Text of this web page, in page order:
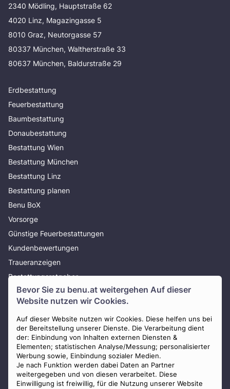
Bevor Sie zu benu.at weitergehen Auf dieser
Website nutzen wir Cookies.
Auf dieser Website nutzen wir Cookies. Diese helfen uns bei
der Bereitstellung unserer Dienste. Die Verarbeitung dient
der: Einbindung von Inhalten externen Diensten &
Elementen; statistischen Analyse/Messung; personalisierter
Werbung sowie, Einbindung sozialer Medien.
Je nach Funktion werden dabei Daten an Partner
weitergegeben und von diesen verarbeitet. Diese
Einwilligung ist freiwillig, für die Nutzung unserer Website
2340 Mödling, Hauptstraße 62
4020 Linz, Magazingasse 5
8010 Graz, Neutorgasse 57
80337 München, Waltherstraße 33
80637 München, Baldurstraße 29
Erdbestattung
Feuerbestattung
Baumbestattung
Donaubestattung
Bestattung Wien
Bestattung München
Bestattung Linz
Bestattung planen
Benu BoX
Vorsorge
Günstige Feuerbestattungen
Kundenbewertungen
Traueranzeigen
Bestattungsratgeber
Über uns
Presse
AGB
Impressum
Datenschutz
Widerrufsbelehrung
Zahlungsmöglichkeiten